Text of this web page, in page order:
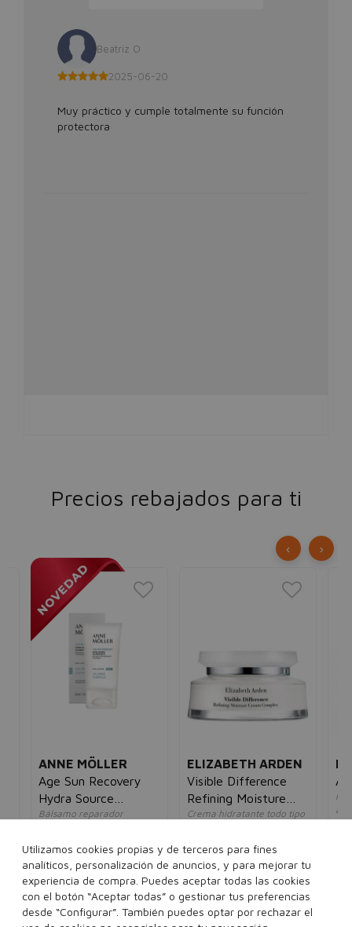
Beatriz O
2025-06-20
Muy práctico y cumple totalmente su función
protectora
Precios rebajados para ti
ANNE MÖLLER
Age Sun Recovery
Hydra Source
Calming Balm
Bálsamo reparador
22,64€ 11,95€
50 ml
Añadir a la cesta
ELIZABETH ARDEN
Visible Difference
Refining Moisture
Cream Complex
Crema hidratante todo tipo
80,00€ 16,95€
75 ml
Añadir a la cesta
‹ ›
Utilizamos cookies propias y de terceros para fines
analíticos, personalización de anuncios, y para mejorar tu
experiencia de compra. Puedes aceptar todas las cookies
con el botón “Aceptar todas” o gestionar tus preferencias
desde “Configurar”. También puedes optar por rechazar el